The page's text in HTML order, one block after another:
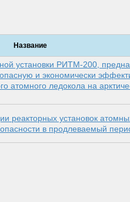
Название
установки РИТМ-200,
и экономически
атомного ледокола на
реакторных установок
в продлеваемый